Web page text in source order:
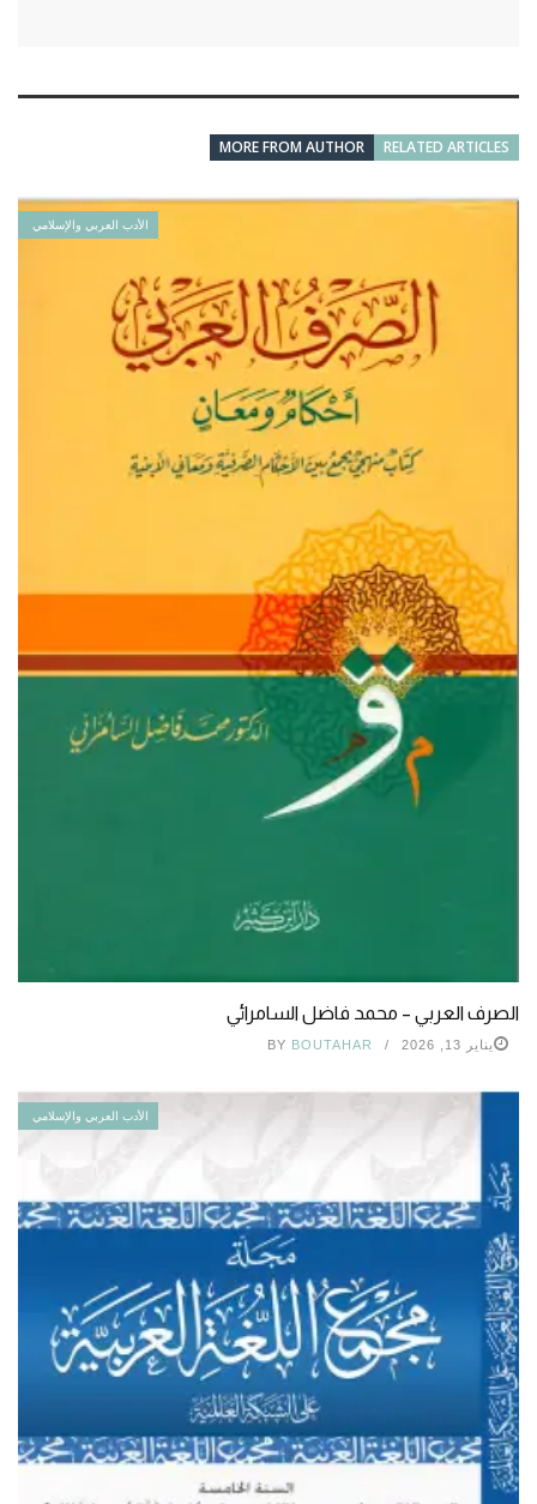
RELATED ARTICLES
MORE FROM AUTHOR
الأدب العربي والإسلامي
الصرف العربي – محمد فاضل السامرائي
يناير 13, 2026 BY BOUTAHAR
الأدب العربي والإسلامي